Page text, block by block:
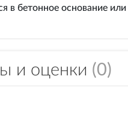
в бетонное основание
и оценки (0)